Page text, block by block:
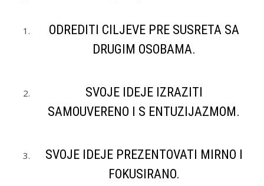
ODREDITI CILJEVE PRE SUSRETA SA
DRUGIM OSOBAMA.
SVOJE IDEJE IZRAZITI
SAMOUVERENO I S ENTUZIJAZMOM.
SVOJE IDEJE PREZENTOVATI MIRNO I
FOKUSIRANO.